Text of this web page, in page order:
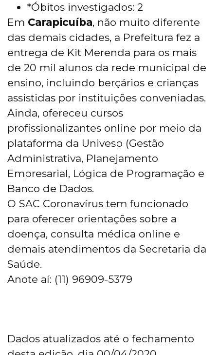
*Óbitos investigados: 2
Em Carapicuíba, não muito diferente
das demais cidades, a Prefeitura fez a
entrega de Kit Merenda para os mais
de 20 mil alunos da rede municipal de
ensino, incluindo berçários e crianças
assistidas por instituições conveniadas.
Ainda, ofereceu cursos
profissionalizantes online por meio da
plataforma da Univesp (Gestão
Administrativa, Planejamento
Empresarial, Lógica de Programação e
Banco de Dados.
O SAC Coronavírus tem funcionado
para oferecer orientações sobre a
doença, consulta médica online e
demais atendimentos da Secretaria da
Saúde.
Anote aí: (11) 96909-5379
Dados atualizados até o fechamento